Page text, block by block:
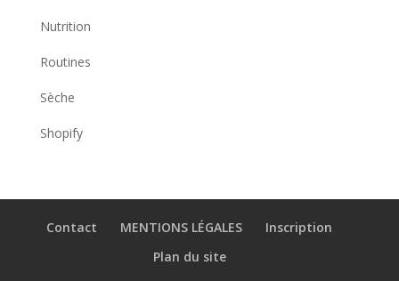
Nutrition
Routines
Sèche
Shopify
Contact MENTIONS LÉGALES
Inscription
Plan du site